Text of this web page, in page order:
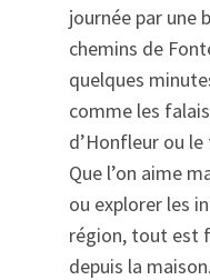
journée par une
chemins de
quelques
comme les
d’Honfleur ou
Que l’on aime
ou explorer les
région, tout est
depuis la maison.